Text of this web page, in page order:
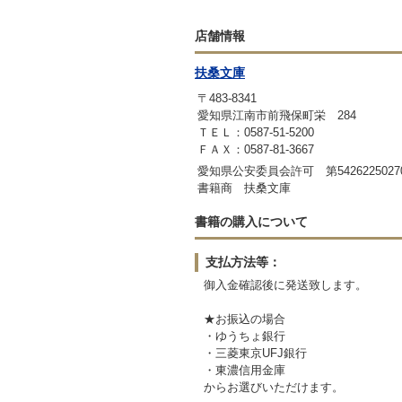
店舗情報
扶桑文庫
〒483-8341
愛知県江南市前飛保町栄 284
ＴＥＬ：0587-51-5200
ＦＡＸ：0587-81-3667
愛知県公安委員会許可 第
書籍商 扶桑文庫
書籍の購入について
支払方法等：
御入金確認後に発送致します。
★お振込の場合
・ゆうちょ銀行
・三菱東京UFJ銀行
・東濃信用金庫
からお選びいただけます。